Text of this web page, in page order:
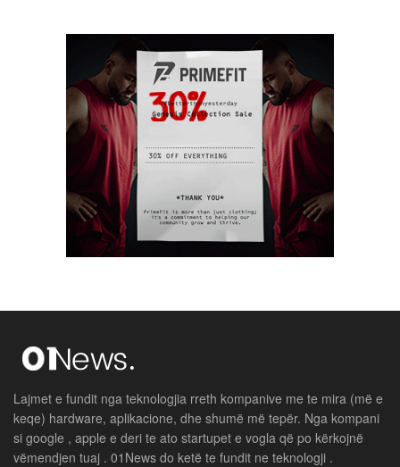
Lajmet e fundit nga teknologjia rreth kompanive me te mira (më e
keqe) hardware, aplikacione, dhe shumë më tepër. Nga kompani
si google , apple e deri te ato startupet e vogla që po kërkojnë
vëmendjen tuaj . 01News do ketë te fundit ne teknologji .